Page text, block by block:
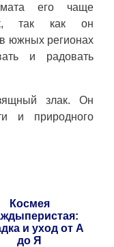
его чаще
так как он
южных регионах
и радовать
злак. Он
и природного
Космея
и уход от А
до Я